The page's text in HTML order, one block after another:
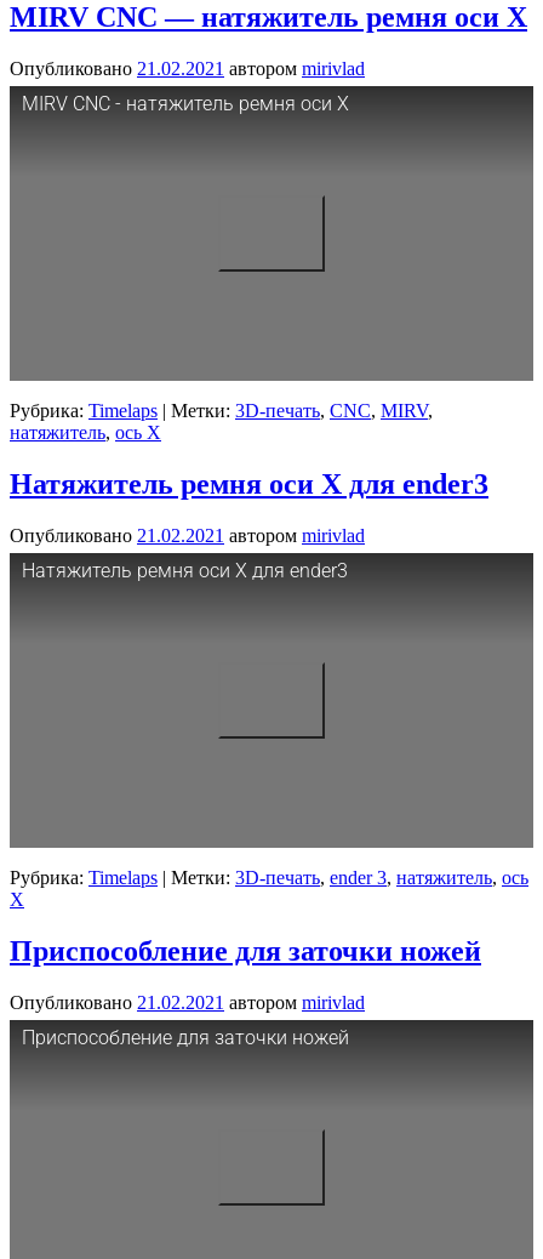
MIRV CNC — натяжитель ремня оси X
Опубликовано 21.02.2021 автором mirivlad
MIRV CNC - натяжитель ремня оси X
Рубрика: Timelaps | Метки: 3D-печать, CNC, MIRV,
натяжитель, ось X
Натяжитель ремня оси X для ender3
Опубликовано 21.02.2021 автором mirivlad
Натяжитель ремня оси X для ender3
Рубрика: Timelaps | Метки: 3D-печать, ender 3, натяжитель, ось
X
Приспособление для заточки ножей
Опубликовано 21.02.2021 автором mirivlad
Приспособление для заточки ножей